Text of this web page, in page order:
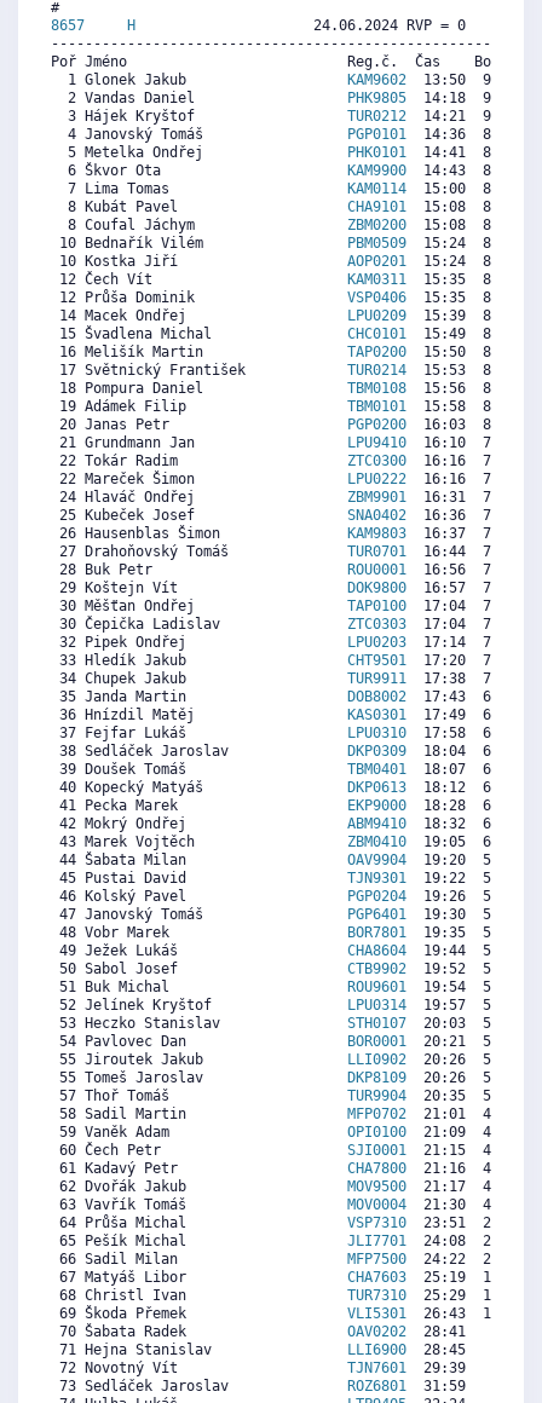
8657
H
24.06.2024 RVP = 0     IP
Poř Jméno                          Reg.č.  Čas    Body
  1 Glonek Jakub
KAM9602
13:50  9492
  2 Vandas Daniel
PHK9805
14:18  9186
  3 Hájek Kryštof
TUR0212
14:21  9154
  4 Janovský Tomáš
PGP0101
14:36  8990
  5 Metelka Ondřej
PHK0101
14:41  8935
  6 Škvor Ota
KAM9900
14:43  8913
  7 Lima Tomas
KAM0114
15:00  8728
  8 Kubát Pavel
CHA9101
15:08  8640
  8 Coufal Jáchym
ZBM0200
15:08  8640
10 Bednařík Vilém
PBM0509
15:24  8466
10 Kostka Jiří AOP0201
15:24  8466
12 Čech Vít
KAM0311
15:35  8346
12 Průša Dominik VSP0406
15:35  8346
14 Macek Ondřej
LPU0209
15:39  8302
15 Švadlena Michal CHC0101
15:49  8193
16 Melišík Martin TAP0200
15:50  8182
17 Světnický František TUR0214
15:53  8149
18 Pompura Daniel TBM0108
15:56  8116
19 Adámek Filip TBM0101
15:58  8094
20 Janas Petr
PGP0200
16:03  8040
21 Grundmann Jan
LPU9410
16:10  7963
22 Tokár Radim ZTC0300
16:16  7898
22 Mareček Šimon
LPU0222
16:16  7898
24 Hlaváč Ondřej ZBM9901
16:31  7734
25 Kubeček Josef SNA0402
16:36  7679
26 Hausenblas Šimon
KAM9803
16:37  7669
27 Drahoňovský Tomáš TUR0701
16:44  7592
28 Buk Petr
ROU0001
16:56  7461
29 Koštejn Vít
DOK9800
16:57  7450
30 Měšťan Ondřej TAP0100
17:04  7374
30 Čepička Ladislav ZTC0303
17:04  7374
32 Pipek Ondřej
LPU0203
17:14  7265
33 Hledík Jakub CHT9501
17:20  7199
34 Chupek Jakub TUR9911
17:38  7003
35 Janda Martin
DOB8002
17:43  6948
36 Hnízdil Matěj
KAS0301
17:49  6882
37 Fejfar Lukáš
LPU0310
17:58  6784
38 Sedláček Jaroslav
DKP0309
18:04  6719
39 Doušek Tomáš TBM0401
18:07  6686
40 Kopecký Matyáš
DKP0613
18:12  6631
41 Pecka Marek
EKP9000
18:28  6457
42 Mokrý Ondřej ABM9410
18:32  6413
43 Marek Vojtěch ZBM0410
19:05  6053
44 Šabata Milan OAV9904
19:20  5889
45 Pustai David TJN9301
19:22  5867
46 Kolský Pavel
PGP0204
19:26  5823
47 Janovský Tomáš
PGP6401
19:30  5780
48 Vobr Marek
BOR7801
19:35  5725
49 Ježek Lukáš CHA8604
19:44  5627
50 Sabol Josef CTB9902
19:52  5539
51 Buk Michal
ROU9601
19:54  5518
52 Jelínek Kryštof
LPU0314
19:57  5485
53 Heczko Stanislav STH0107
20:03  5419
54 Pavlovec Dan
BOR0001
20:21  5223
55 Jiroutek Jakub
LLI0902
20:26  5168
55 Tomeš Jaroslav
DKP8109
20:26  5168
57 Thoř Tomáš TUR9904
20:35  5070
58 Sadil Martin MFP0702
21:01  4786
59 Vaněk Adam OPI0100
21:09  4699
60 Čech Petr SJI0001
21:15  4633
61 Kadavý Petr CHA7800
21:16  4622
62 Dvořák Jakub MOV9500
21:17  4611
63 Vavřík Tomáš MOV0004
21:30  4469
64 Průša Michal VSP7310
23:51  2930
65 Pešík Michal JLI7701
24:08  2744
66 Sadil Milan MFP7500
24:22  2591
67 Matyáš Libor CHA7603
25:19  1969
68 Christl Ivan TUR7310
25:29  1860
69 Škoda Přemek VLI5301
26:43  1052
70 Šabata Radek OAV0202
28:41     0
71 Hejna Stanislav
LLI6900
28:45     0
72 Novotný Vít TJN7601
29:39     0
73 Sedláček Jaroslav
ROZ6801
31:59     0